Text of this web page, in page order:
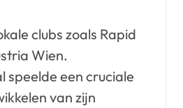
clubs zoals Rapid
Wien.
speelde een cruciale
van zijn